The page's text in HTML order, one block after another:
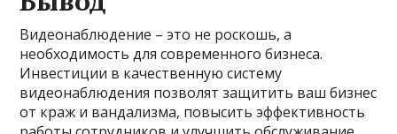
Видеонаблюдение – это не роскошь, а
необходимость для современного бизнеса.
Инвестиции в качественную систему
видеонаблюдения позволят защитить ваш бизнес
от краж и вандализма, повысить эффективность